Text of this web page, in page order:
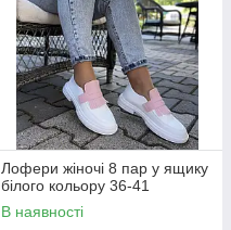
Лофери жіночі 8 пар у ящику
білого кольору 36-41
В наявності